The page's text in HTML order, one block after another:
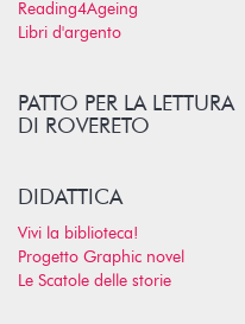
Reading4Ageing
Libri d'argento
PATTO PER LA LETTURA
DI ROVERETO
DIDATTICA
Vivi la biblioteca!
Progetto Graphic novel
Le Scatole delle storie